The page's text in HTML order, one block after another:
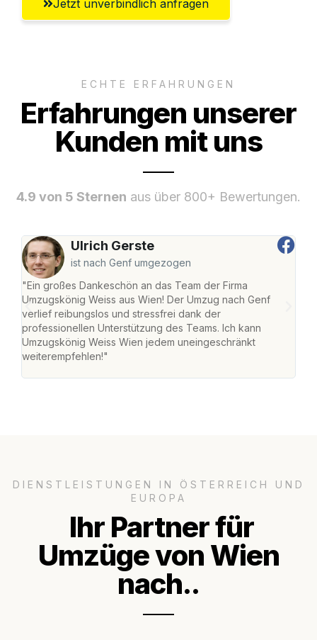
Jetzt unverbindlich anfragen
ECHTE ERFAHRUNGEN
Erfahrungen unserer
Kunden mit uns
4.9 von 5 Sternen aus über 800+ Bewertungen.
Ulrich Gerste
ist nach Genf umgezogen
"Ein großes Dankeschön an das Team der Firma
Umzugskönig Weiss aus Wien! Der Umzug nach Genf
verlief reibungslos und stressfrei dank der
professionellen Unterstützung des Teams. Ich kann
Umzugskönig Weiss Wien jedem uneingeschränkt
weiterempfehlen!"
DIENSTLEISTUNGEN IN ÖSTERREICH UND
EUROPA
Ihr Partner für
Umzüge von Wien
nach..